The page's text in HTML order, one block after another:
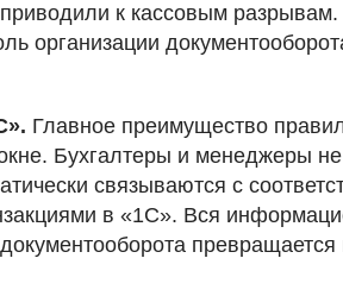
к кассовым разрывам.
организации
Главное преимущество
Бухгалтеры и менеджеры
связываются с
в «1С». Вся
превращается